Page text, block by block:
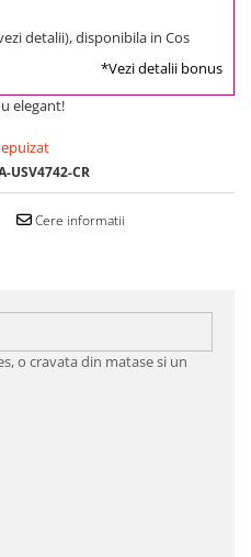
detalii), disponibila in Cos
*Vezi detalii bonus
elegant!
USV4742-CR
Cere informatii
o cravata din matase si un